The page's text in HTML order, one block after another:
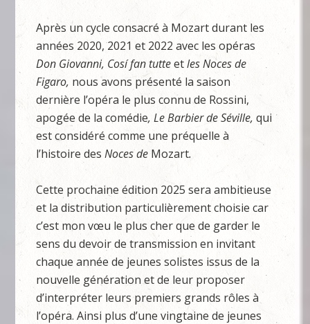
Après un cycle consacré à Mozart durant les
années 2020, 2021 et 2022 avec les opéras
Don Giovanni, Cosí fan tutteetles Noces de
Figaro, nous avons présenté la saison
dernière l’opéra le plus connu de Rossini,
apogée de la comédie, Le Barbier de Séville,qui
est considéré comme une préquelle à
l’histoire des Noces de Mozart.
Cette prochaine édition 2025 sera ambitieuse
et la distribution particulièrement choisie car
c’est mon vœu le plus cher que de garder le
sens du devoir de transmission en invitant
chaque année de jeunes solistes issus de la
nouvelle génération et de leur proposer
d’interpréter leurs premiers grands rôles à
l’opéra. Ainsi plus d’une vingtaine de jeunes